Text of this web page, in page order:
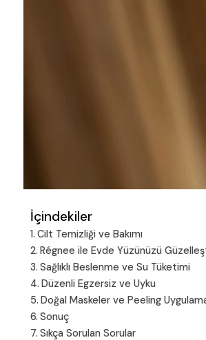
İçindekiler
Cilt Temizliği ve Bakımı
Régnee ile Evde Yüzünüzü
Sağlıklı Beslenme ve Su Tüketimi
Düzenli Egzersiz ve Uyku
Doğal Maskeler ve Peeling
Sonuç
Sıkça Sorulan Sorular